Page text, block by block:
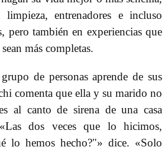
entrenadores e incluso
pero también en experiencias que
más completas.
de personas aprende de sus
comenta que ella y su marido no
al canto de sirena de una casa
dos veces que lo hicimos,
lo hemos hecho?"» dice. «Solo